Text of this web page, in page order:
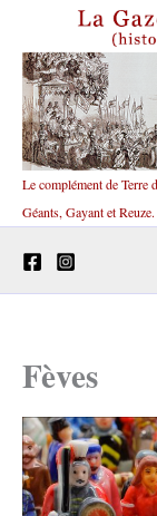
contenu
Le complément de Terre
Géants, Gayant et Reuze.
Fèves